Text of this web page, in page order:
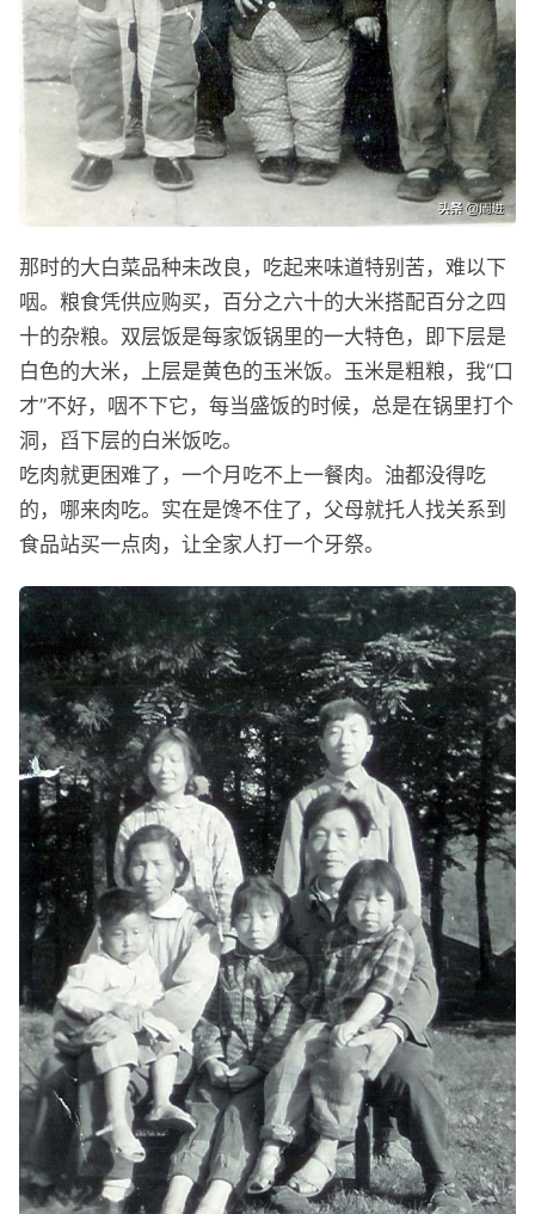
那时的大白菜品种未改良，吃起来味道特别苦，难以下
咽。粮食凭供应购买，百分之六十的大米搭配百分之四
十的杂粮。双层饭是每家饭锅里的一大特色，即下层是
白色的大米，上层是黄色的玉米饭。玉米是粗粮，我“口
才”不好，咽不下它，每当盛饭的时候，总是在锅里打个
洞，舀下层的白米饭吃。
吃肉就更困难了，一个月吃不上一餐肉。油都没得吃
的，哪来肉吃。实在是馋不住了，父母就托人找关系到
食品站买一点肉，让全家人打一个牙祭。